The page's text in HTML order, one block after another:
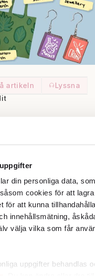
din personliga data,
cookies för att
för att kunna
innehållsmätning,
välja vilka som får
uppgifter behandlas
artikeln
Lyssna
Tygkassar med
med
lyxhus som
klubbar och
av sin
som
IDEA –
närmare
– säljer